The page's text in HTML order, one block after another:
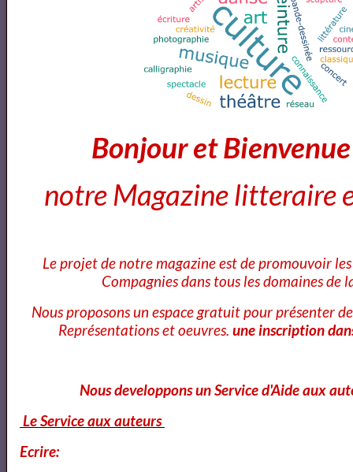
Livre audio - Les Misérables - Partie 3 Marius -
Les Misérables - Livre Audio
Les Misérables - tome 1 by Victor HUGO read by
Schoenfeld International String Competition
2018 ISANGYUN COMPETITION 1st ROUND -
Florian Pons
Bonjour et
notre Magazine litteraire
Le projet de notre magazine est de promouvoir
Compagnies dans tous les domaines de
Nous proposons un espace gratuit pour présenter
Représentations et oeuvres. une inscription
Nous developpons un Service d'Aide aux
Le Service aux auteurs
Ecrire: